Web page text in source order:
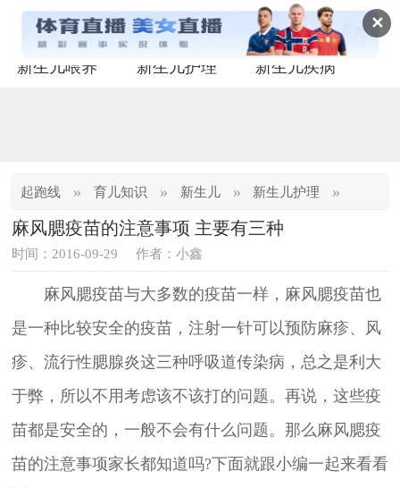
✕
新生儿喂养 新生儿护理 新生儿疾病
起跑线 » 育儿知识 » 新生儿 » 新生儿护理 »
麻风腮疫苗的注意事项 主要有三种
时间：2016-09-29 作者：小鑫
麻风腮疫苗与大多数的疫苗一样，麻风腮疫苗也
是一种比较安全的疫苗，注射一针可以预防麻疹、风
疹、流行性腮腺炎这三种呼吸道传染病，总之是利大
于弊，所以不用考虑该不该打的问题。再说，这些疫
苗都是安全的，一般不会有什么问题。那么麻风腮疫
苗的注意事项家长都知道吗?下面就跟小编一起来看看